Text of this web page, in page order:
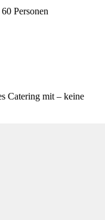
Personen
Catering mit – keine